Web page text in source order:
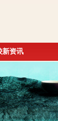
新资讯